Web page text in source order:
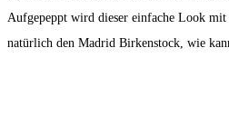
Aufgepeppt wird dieser einfache Look
natürlich den Madrid Birkenstock, wie